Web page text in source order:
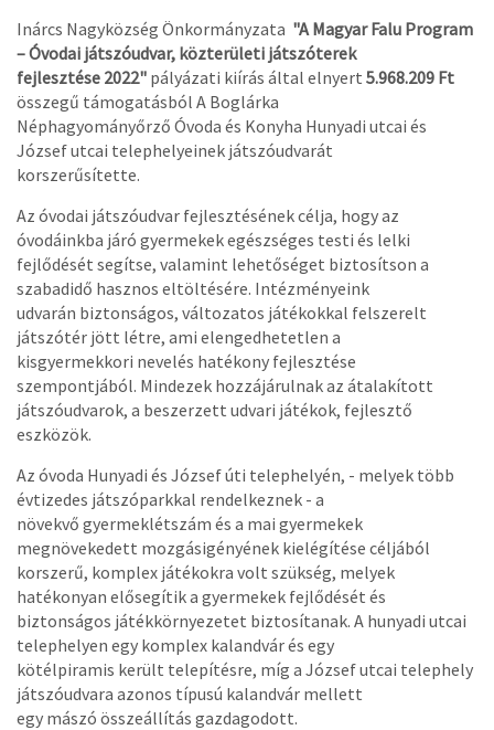
Inárcs Nagyközség Önkormányzata "A Magyar Falu Program
– Óvodai játszóudvar, közterületi játszóterek
fejlesztése 2022" pályázati kiírás által elnyert 5.968.209 Ft
összegű támogatásból A Boglárka
Néphagyományőrző Óvoda és Konyha Hunyadi utcai és
József utcai telephelyeinek játszóudvarát
korszerűsítette.
Az óvodai játszóudvar fejlesztésének célja, hogy az
óvodáinkba járó gyermekek egészséges testi és lelki
fejlődését segítse, valamint lehetőséget biztosítson a
szabadidő hasznos eltöltésére. Intézményeink
udvarán biztonságos, változatos játékokkal felszerelt
játszótér jött létre, ami elengedhetetlen a
kisgyermekkori nevelés hatékony fejlesztése
szempontjából. Mindezek hozzájárulnak az átalakított
játszóudvarok, a beszerzett udvari játékok, fejlesztő
eszközök.
Az óvoda Hunyadi és József úti telephelyén, - melyek több
évtizedes játszóparkkal rendelkeznek - a
növekvő gyermeklétszám és a mai gyermekek
megnövekedett mozgásigényének kielégítése céljából
korszerű, komplex játékokra volt szükség, melyek
hatékonyan elősegítik a gyermekek fejlődését és
biztonságos játékkörnyezetet biztosítanak. A hunyadi utcai
telephelyen egy komplex kalandvár és egy
kötélpiramis került telepítésre, míg a József utcai telephely
játszóudvara azonos típusú kalandvár mellett
egy mászó összeállítás gazdagodott.